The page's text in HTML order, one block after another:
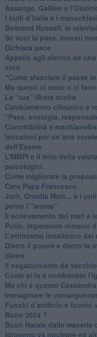
​Assange, Galileo e
​I bulli d’Italia e i
​Bertrand Russell, le
​Se vuoi la pace, investi
​Dichiara pace
​Appello agli elettori ad
voto
"Come sfasciare il paese
​Ma questi ci sono o ci
​Le “tua” libera scelta
Cambiamento climatico e
“Pace, ecologia,
​Corruttibilità e
Istruzioni per un’arte
dell’Essere
​L’MMPI e il mito della
psicologici
Come migliorare la
Caro Papa Francesco
​Jorit, Ornella Muti… e i
perso l’”anima”
​Il sollevamento dei mari e
Putin, imperatore romano
​L’ottimismo irrealistico dei
​Dietro il potere e dietro la
dietro
Il negazionismo da
Come si fa a combattere
Ma chi è questo
Immaginare le
​Fuochi d’artificio e fuochi
Buon 2024 ?
​Buon Natale dalle macerie
​Idrogeno vs nucleare ed